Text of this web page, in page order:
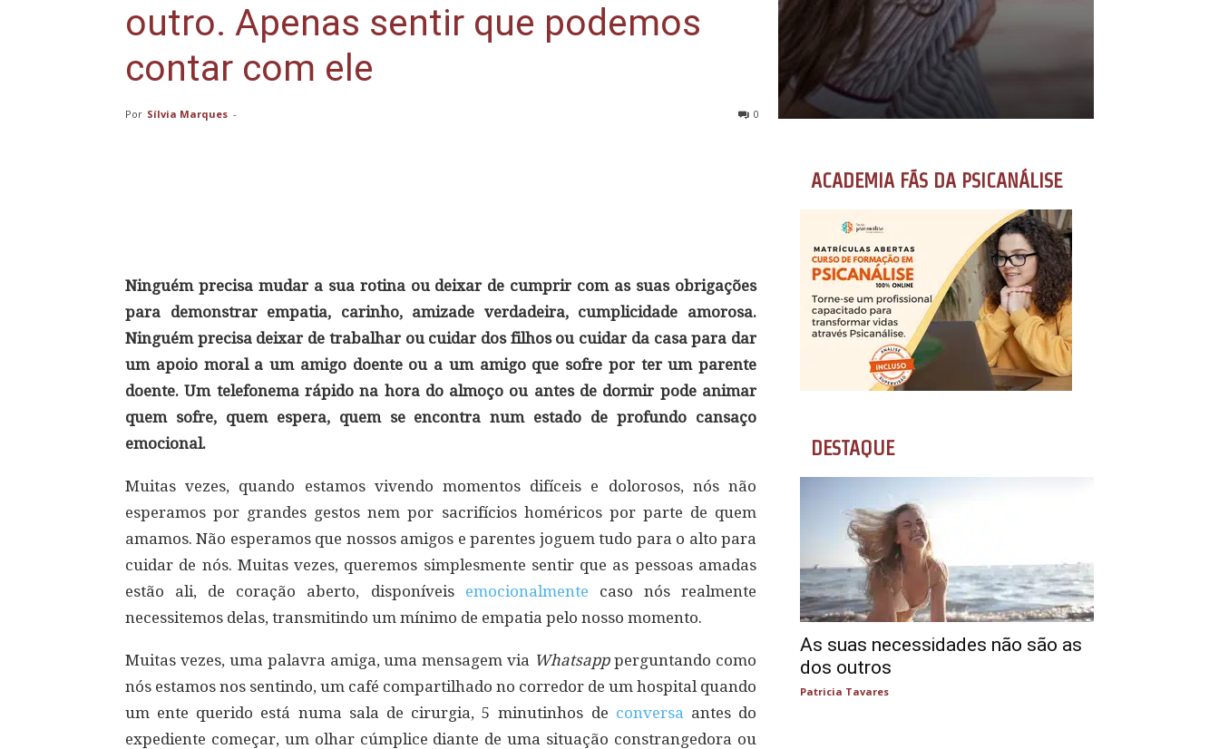
outro. Apenas sentir que podemos
contar com ele
Por Sílvia Marques - 0
Ninguém precisa mudar a sua rotina ou deixar de cumprir com as suas obrigações
para demonstrar empatia, carinho, amizade verdadeira, cumplicidade amorosa.
Ninguém precisa deixar de trabalhar ou cuidar dos filhos ou cuidar da casa para dar
um apoio moral a um amigo doente ou a um amigo que sofre por ter um parente
doente. Um telefonema rápido na hora do almoço ou antes de dormir pode animar
quem sofre, quem espera, quem se encontra num estado de profundo cansaço
emocional.
Muitas vezes, quando estamos vivendo momentos difíceis e dolorosos, nós não
esperamos por grandes gestos nem por sacrifícios homéricos por parte de quem
amamos. Não esperamos que nossos amigos e parentes joguem tudo para o alto para
cuidar de nós. Muitas vezes, queremos simplesmente sentir que as pessoas amadas
estão ali, de coração aberto, disponíveis emocionalmente caso nós realmente
necessitemos delas, transmitindo um mínimo de empatia pelo nosso momento.
Muitas vezes, uma palavra amiga, uma mensagem via Whatsappperguntando como
nós estamos nos sentindo, um café compartilhado no corredor de um hospital quando
um ente querido está numa sala de cirurgia, 5 minutinhos de conversa antes do
expediente começar, um olhar cúmplice diante de uma situação constrangedora ou
ACADEMIA FÃS DA PSICANÁLISE
DESTAQUE
As suas necessidades não são as
dos outros
Patricia Tavares